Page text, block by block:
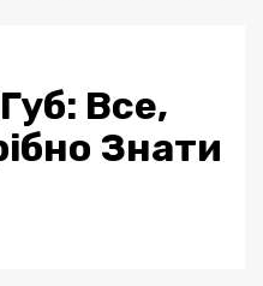
Все,
Знати